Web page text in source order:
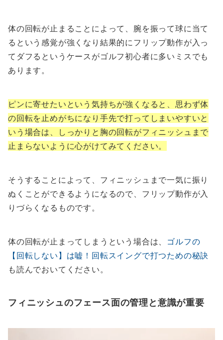
体の回転が止まることによって、腕を振って球に当て
るという感覚が強くなり結果的にフリップ動作が入っ
てダフるというケースがゴルフ初心者に多いミスでも
あります。
ピンに寄せたいという気持ちが強くなると、思わず体
の回転を止めがちになり手先で打ってしまいやすいと
いう場合は、しっかりと胸の回転がフィニッシュまで
止まらないように心がけてみてください。
そうすることによって、フィニッシュまで一気に振り
ぬくことができるようになるので、フリップ動作が入
りづらくなるものです。
体の回転が止まってしまうという場合は、 ゴルフの
【回転しない】は嘘！回転スイングで打つための秘訣
も読んでおいてください。
フィニッシュのフェース面の管理と意識が重要